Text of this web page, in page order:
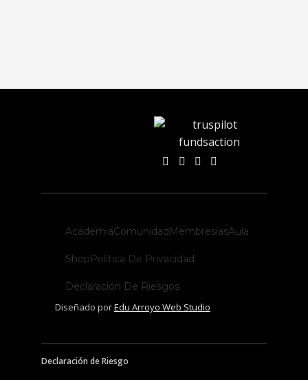
AcademiaComunidadMembresíasAula
ShopPolítica De Privacidad
Declaración De Riesgos
Diseñado porEdu Arroyo Web Studio
Declaración de Riesgo